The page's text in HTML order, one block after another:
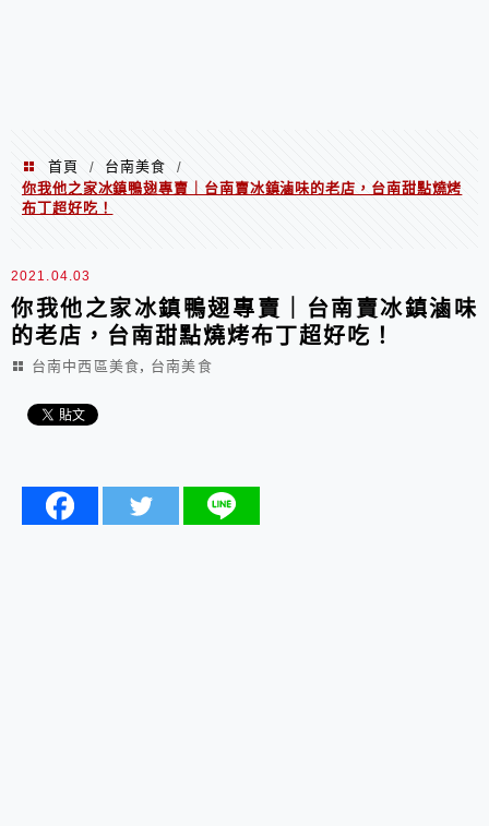
首頁 / 台南美食
/
你我他之家冰鎮鴨翅專賣｜台南賣冰鎮滷味的老店，台南甜點燒烤
布丁超好吃！
2021.04.03
你我他之家冰鎮鴨翅專賣｜台南賣冰鎮滷味
的老店，台南甜點燒烤布丁超好吃！
台南中西區美食, 台南美食